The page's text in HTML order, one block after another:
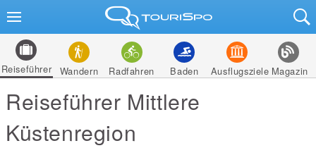
Reiseführer Wandern Radfahren Baden Ausflugsziele Magazin
Reiseführer Mittlere
Küstenregion